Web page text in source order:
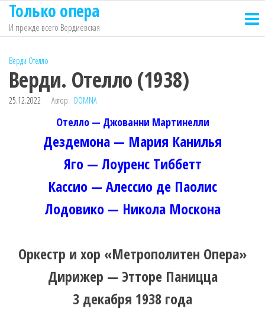
Перейти
содержимому
Только опера
И прежде всего Вердиевская
Верди Отелло
Верди. Отелло (1938)
25.12.2022 Автор: DOMNA
Отелло — Джованни Мартинелли
Дездемона — Мария Канилья
Яго — Лоуренс Тиббетт
Кассио — Алессио де Паолис
Лодовико — Никола Москона
Оркестр и хор «Метрополитен Опера»
Дирижер — Этторе Паницца
3 декабря 1938 года